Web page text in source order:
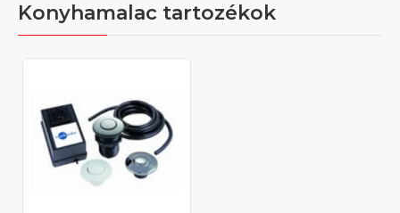
Konyhamalac tartozékok